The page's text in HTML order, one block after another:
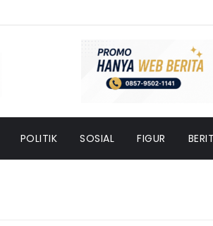
POLITIK SOSIAL FIGUR